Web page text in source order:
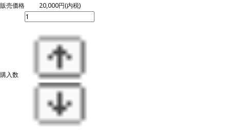
販売価格
20,000円(内税)
購入数